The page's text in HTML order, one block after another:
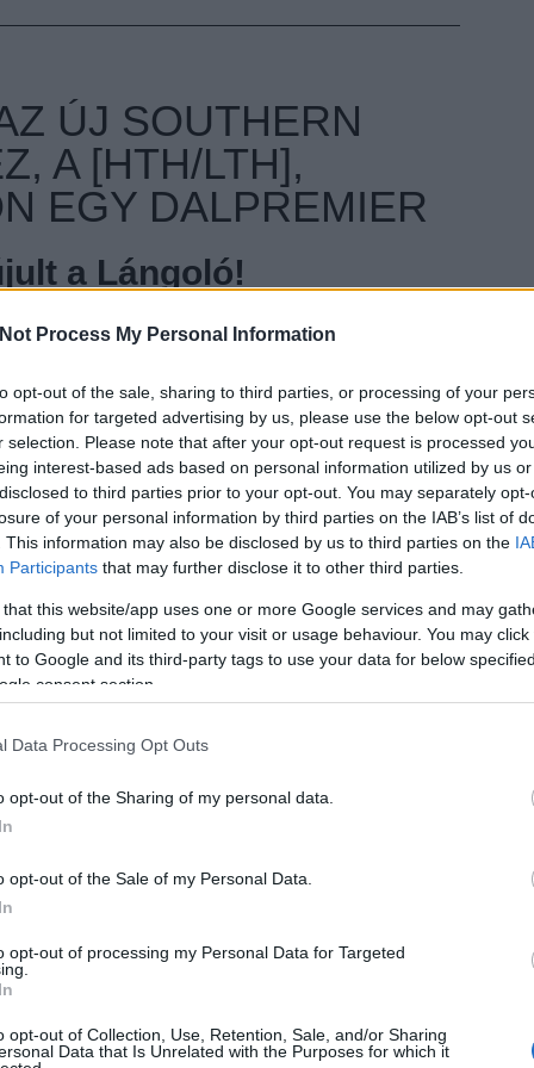
Process My Personal Information
opt-out of the sale, sharing to third parties, or processing of your
for targeted advertising by us, please use the below opt-out
selection. Please note that after your opt-out request is processed
interest-based ads based on personal information utilized by us
to third parties prior to your opt-out. You may separately
of your personal information by third parties on the IAB’s list of
This information may also be disclosed by us to third parties on the
Participants that may further disclose it to other third parties.
that this website/app uses one or more Google services and may
but not limited to your visit or usage behaviour. You may
to Google and its third-party tags to use your data for below
consent section.
Data Processing Opt Outs
opt-out of the Sharing of my personal data.
opt-out of the Sale of my Personal Data.
opt-out of processing my Personal Data for Targeted
opt-out of Collection, Use, Retention, Sale, and/or Sharing
Data that Is Unrelated with the Purposes for which it
ÚJ SOUTHERN
A [HTH/LTH],
EGY DALPREMIER
a Lángoló!
második nagylemeze, a [HTH/LTH]. A
tizenkét számos anyagról már több dalt is lehetett
következik itt a Lángoló Gitárokon. Az
a zenekaron kívül. Olyanokról van szó,
Salem (Showyourteeth), Áron Andris (Apey
Beach). Lemezbemutató koncert is lesz,
a Showyourteeth, a Nadir és a Drive Me Dead
milyen zenét is játszik a Southern Oracle, tessék
TOVÁBB
southern oracle
HELYETT
- AZ
EZT